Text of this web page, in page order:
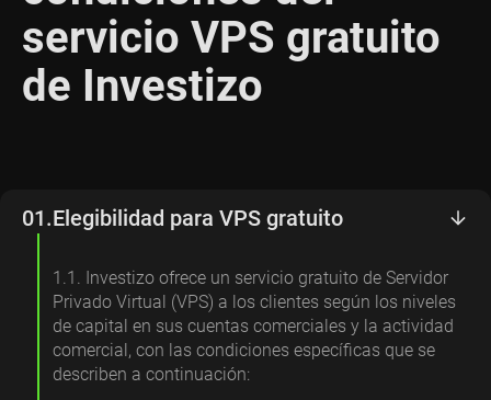
servicio VPS gratuito
de Investizo
01.Elegibilidad para VPS gratuito
1.1. Investizo ofrece un servicio gratuito de Servidor
Privado Virtual (VPS) a los clientes según los niveles
de capital en sus cuentas comerciales y la actividad
comercial, con las condiciones específicas que se
describen a continuación: